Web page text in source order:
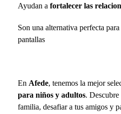
Ayudan a fortalecer las
Son una alternativa perfecta
pantallas
En Afede, tenemos la mejor
para niños y adultos.
familia, desafiar a tus amigos y